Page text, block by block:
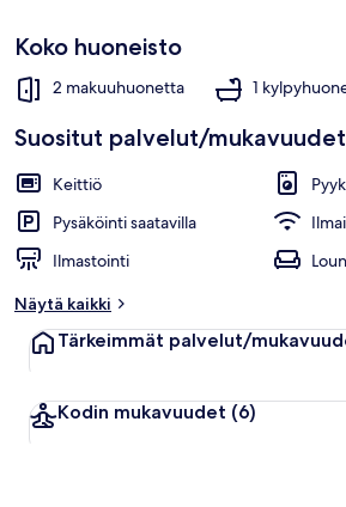
Koko huoneisto
2 makuuhuonetta 1
Suositut palvelut/mukavuudet
Keittiö
Pysäköinti saatavilla
Ilmastointi
Näytä kaikki
Tärkeimmät palvelut/
Kodin mukavuudet (6)